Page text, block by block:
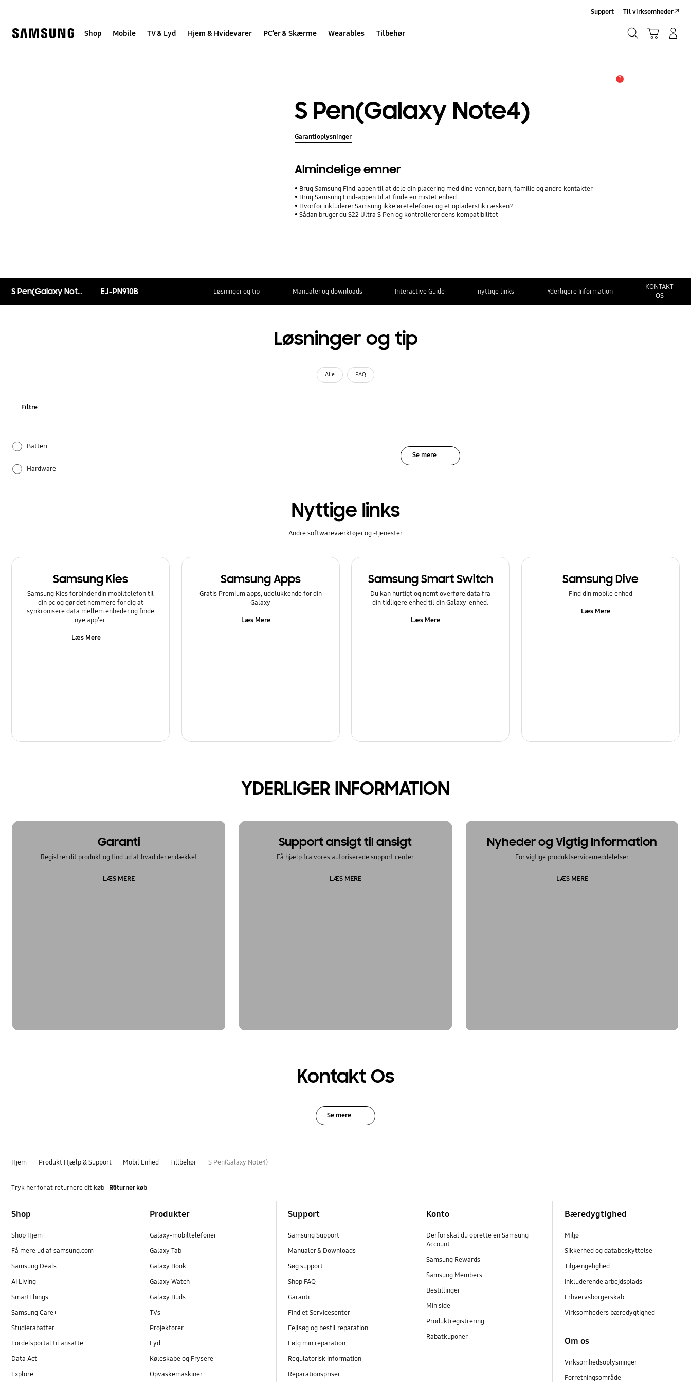
Shop Mobile TV & Lyd Hjem & Hvidevarer PC’er & Skærme Wearables Tilbehør
Support Til virksomheder
3
S Pen(Galaxy Note4)
Garantioplysninger
Almindelige emner
Brug Samsung Find-appen til at dele din placering med dine venner, barn, familie og andre kontakter
Brug Samsung Find-appen til at finde en mistet enhed
Hvorfor inkluderer Samsung ikke øretelefoner og et opladerstik i æsken?
Sådan bruger du S22 Ultra S Pen og kontrollerer dens kompatibilitet
S Pen(Galaxy Note4) EJ-PN910B Løsninger og tip Manualer og downloads Interactive Guide nyttige links Yderligere Information
KONTAKT
OS
Løsninger og tip
Alle FAQ
Filtre
Batteri
Hardware
Se mere
Nyttige links
Andre softwareværktøjer og -tjenester
Samsung Kies
Samsung Kies forbinder din mobiltelefon til
din pc og gør det nemmere for dig at
synkronisere data mellem enheder og finde
nye app'er.
Læs Mere
Samsung Apps
Gratis Premium apps, udelukkende for din
Galaxy
Læs Mere
Samsung Smart Switch
Du kan hurtigt og nemt overføre data fra
din tidligere enhed til din Galaxy-enhed.
Læs Mere
Samsung Dive
Find din mobile enhed
Læs Mere
YDERLIGER INFORMATION
Garanti
Registrer dit produkt og find ud af hvad der er dækket
LÆS MERE
Support ansigt til ansigt
Få hjælp fra vores autoriserede support center
LÆS MERE
Nyheder og Vigtig Information
For vigtige produktservicemeddelelser
LÆS MERE
Kontakt Os
Se mere
Hjem Produkt Hjælp & Support Mobil Enhed Tillbehør S Pen(Galaxy Note4)
Tryk her for at returnere dit køb Returner køb
Shop
Shop Hjem
Få mere ud af samsung.com
Samsung Deals
AI Living
SmartThings
Samsung Care+
Studierabatter
Fordelsportal til ansatte
Data Act
Explore
Produkter
Galaxy-mobiltelefoner
Galaxy Tab
Galaxy Book
Galaxy Watch
Galaxy Buds
TVs
Projektorer
Lyd
Køleskabe og Frysere
Opvaskemaskiner
Support
Samsung Support
Manualer & Downloads
Søg support
Shop FAQ
Garanti
Find et Servicesenter
Fejlsøg og bestil reparation
Følg min reparation
Regulatorisk information
Reparationspriser
Konto
Derfor skal du oprette en Samsung
Account
Samsung Rewards
Samsung Members
Bestillinger
Min side
Produktregistrering
Rabatkuponer
Bæredygtighed
Miljø
Sikkerhed og databeskyttelse
Tilgængelighed
Inkluderende arbejdsplads
Erhvervsborgerskab
Virksomheders bæredygtighed
Om os
Virksomhedsoplysninger
Forretningsområde